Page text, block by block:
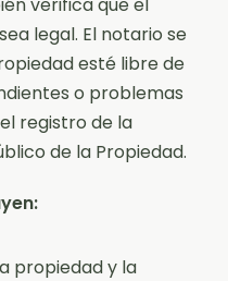
legal. El notario se
esté libre de
o problemas
registro de la
de la Propiedad.
propiedad y la